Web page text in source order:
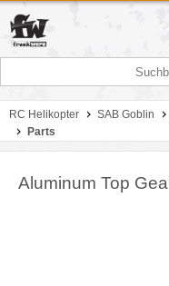
RC Helikopter SAB Goblin
Parts
Aluminum Top